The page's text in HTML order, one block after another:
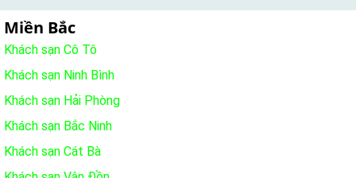
Miền Bắc
Khách sạn Cô Tô
Khách sạn Ninh Bình
Khách sạn Hải Phòng
Khách sạn Bắc Ninh
Khách sạn Cát Bà